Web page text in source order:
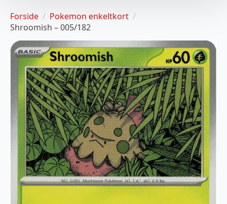
Forside
Pokemon enkeltkort
Shroomish – 005/182